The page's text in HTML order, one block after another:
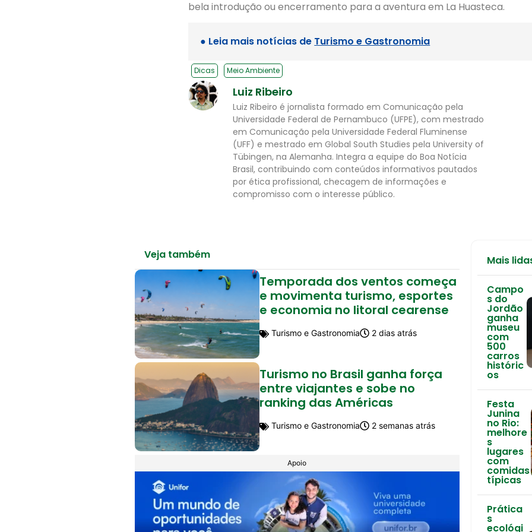
bela introdução ou encerramento para a aventura em La Huasteca.
● Leia mais notícias de Turismo e Gastronomia
Dicas Meio Ambiente
Luiz Ribeiro
Luiz Ribeiro é jornalista formado em Comunicação pela
Universidade Federal de Pernambuco (UFPE), com mestrado
em Comunicação pela Universidade Federal Fluminense
(UFF) e mestrado em Global South Studies pela University of
Tübingen, na Alemanha. Integra a equipe do Boa Notícia
Brasil, contribuindo com conteúdos informativos pautados
por ética profissional, checagem de informações e
compromisso com o interesse público.
Veja também
Temporada dos ventos começa
e movimenta turismo, esportes
e economia no litoral cearense
Turismo e Gastronomia 2 dias atrás
Turismo no Brasil ganha força
entre viajantes e sobe no
ranking das Américas
Turismo e Gastronomia 2 semanas atrás
Apoio
Mais
Campo
s do
Jordão
ganha
museu
com
500
carros
históric
os
Festa
Junina
no Rio:
melhore
s
lugares
com
comidas
típicas
Prática
s
ecológi